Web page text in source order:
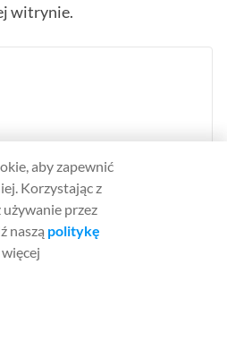
witrynie.
since 2010. He’s
learned on his website. Find
and blogging here.
aby zapewnić
Korzystając z
przez
naszą politykę